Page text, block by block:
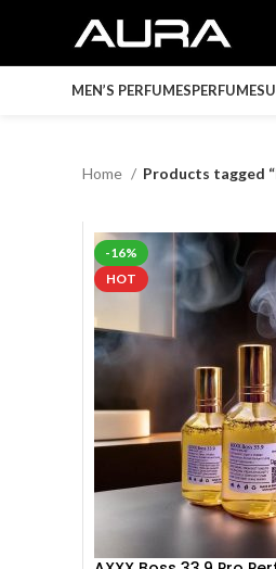
MEN’S PERFUMESPERFUMES
Home Products tagged
-16%
HOT